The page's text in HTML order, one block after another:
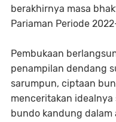
berakhirnya masa
Pariaman Periode
Pembukaan
penampilan dendang
sarumpun, ciptaan
menceritakan
bundo kandung dalam